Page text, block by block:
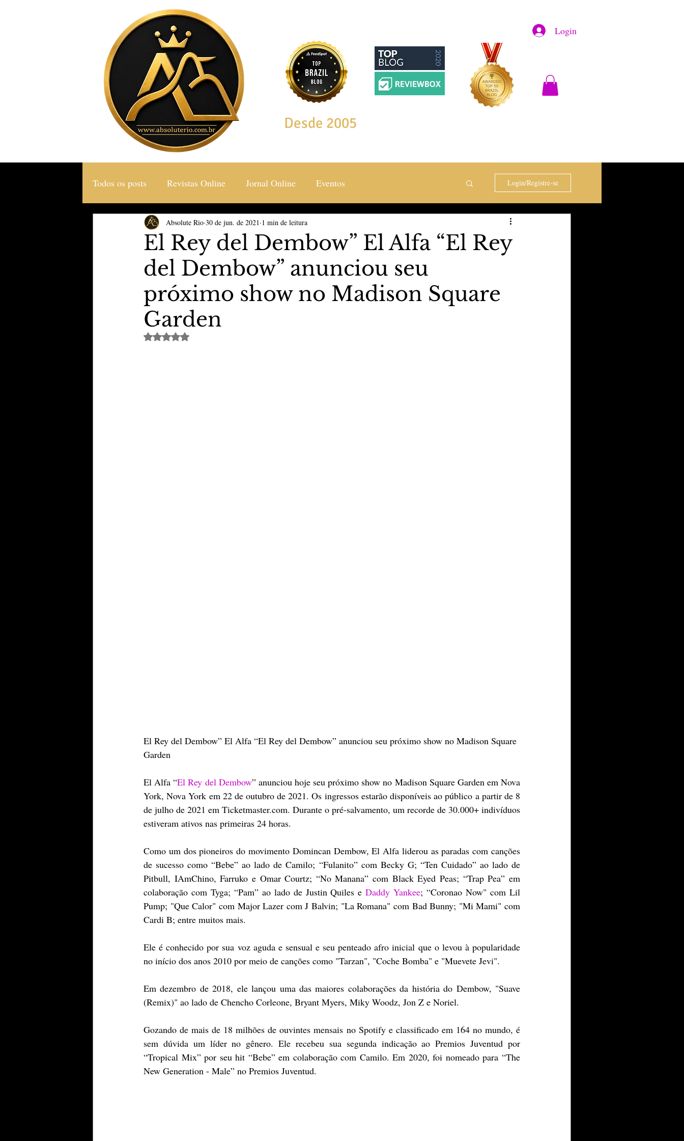
Login
Desde 2005
Todos os posts Revistas Online Jornal Online Eventos
Gastronomia & Turismo Social & Estilos Saúde & Bem Estar
TheVipClubBusiness Revistas The Vip Club Business Marujo Carioca
Educação & Tecnologia Esporte & Lazer Carnaval São Paulo Negocio
Login/Registre-se
El Rey del Dembow” El Alfa “El Rey
del Dembow” anunciou seu
próximo show no Madison Square
Garden
Absolute Rio 30 de jun. de 2021 1 min de leitura
Avaliado com NaN de 5 estrelas.
El Rey del Dembow” El Alfa “El Rey del Dembow” anunciou seu próximo show no Madison Square
Garden
El Alfa “El Rey del Dembow” anunciou hoje seu próximo show no Madison Square Garden em Nova
York, Nova York em 22 de outubro de 2021. Os ingressos estarão disponíveis ao público a partir de 8
de julho de 2021 em Ticketmaster.com. Durante o pré-salvamento, um recorde de 30.000+ indivíduos
estiveram ativos nas primeiras 24 horas.
Como um dos pioneiros do movimento Domincan Dembow, El Alfa liderou as paradas com canções
de sucesso como “Bebe” ao lado de Camilo; “Fulanito” com Becky G; “Ten Cuidado” ao lado de
Pitbull, IAmChino, Farruko e Omar Courtz; “No Manana” com Black Eyed Peas; “Trap Pea” em
colaboração com Tyga; “Pam” ao lado de Justin Quiles e Daddy Yankee; “Coronao Now" com Lil
Pump; "Que Calor" com Major Lazer com J Balvin; "La Romana" com Bad Bunny; "Mi Mami" com
Cardi B; entre muitos mais.
Ele é conhecido por sua voz aguda e sensual e seu penteado afro inicial que o levou à popularidade
no início dos anos 2010 por meio de canções como "Tarzan", "Coche Bomba" e "Muevete Jevi".
Em dezembro de 2018, ele lançou uma das maiores colaborações da história do Dembow, "Suave
(Remix)" ao lado de Chencho Corleone, Bryant Myers, Miky Woodz, Jon Z e Noriel.
Gozando de mais de 18 milhões de ouvintes mensais no Spotify e classificado em 164 no mundo, é
sem dúvida um líder no gênero. Ele recebeu sua segunda indicação ao Premios Juventud por
“Tropical Mix” por seu hit “Bebe” em colaboração com Camilo. Em 2020, foi nomeado para “The
New Generation - Male” no Premios Juventud.